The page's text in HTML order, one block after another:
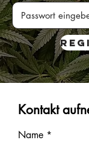
Kontakt
Name